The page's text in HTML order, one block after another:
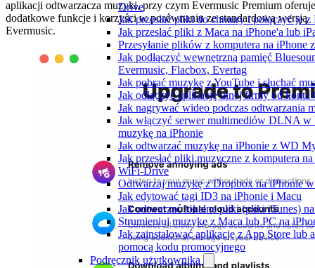
Drive
Jak przesłać pliki do chmury i połączyć je
Jak przesłać pliki z Maca na iPhone'a lub
Przesyłanie plików z komputera na iPhone
Jak podłączyć wewnętrzną pamięć
Evermusic, Flacbox, Evertag
Jak pobrać muzykę z YouTube i słuchać
Jak odłączyć aplikację innej firmy od konta
Jak nagrywać wideo podczas odtwarzania
Jak włączyć serwer multimediów DLNA
muzykę na iPhonie
Jak odtwarzać muzykę na iPhonie z WD
Jak przesłać pliki muzyczne z komputera
WiFi-Drive
Odtwarzaj muzykę z Dropbox na iPhonie
Jak edytować tagi ID3 na iPhonie i Macu
Jak odtwarzać lokalne pliki (pliki iTunes)
Strumieniuj muzykę z Maca lub PC na
Jak zainstalować aplikację z App Store
pomocą kodu promocyjnego
Podręcznik użytkownika
aplikacji odtwarzacza muzyki, przy czym Evermusic Premium oferuje
dodatkowe funkcje i korzyści w porównaniu ze standardową wersją
Evermusic.